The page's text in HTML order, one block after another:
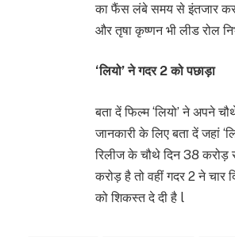
का फैंस लंबे समय से इंतजार कर
और तृषा कृष्णन भी लीड रोल
‘लियो’ ने गदर 2 को पछाड़ा
बता दें फिल्म ‘लियो’ ने अपने
जानकारी के लिए बता दें जहां
रिलीज के चौथे दिन 38 करोड़
करोड़ है तो वहीं गदर 2 ने
को शिकस्त दे दी है l